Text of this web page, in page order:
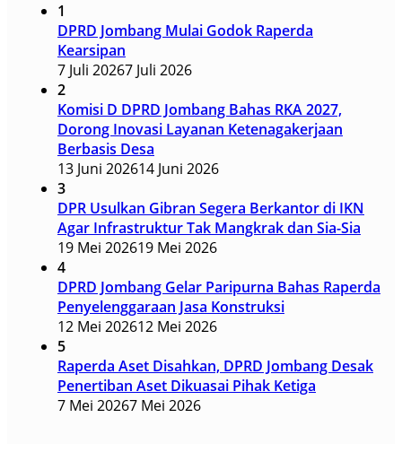
1
DPRD Jombang Mulai Godok Raperda
Kearsipan
7 Juli 20267 Juli 2026
2
Komisi D DPRD Jombang Bahas RKA 2027,
Dorong Inovasi Layanan Ketenagakerjaan
Berbasis Desa
13 Juni 202614 Juni 2026
3
DPR Usulkan Gibran Segera Berkantor di IKN
Agar Infrastruktur Tak Mangkrak dan Sia-Sia
19 Mei 202619 Mei 2026
4
DPRD Jombang Gelar Paripurna Bahas Raperda
Penyelenggaraan Jasa Konstruksi
12 Mei 202612 Mei 2026
5
Raperda Aset Disahkan, DPRD Jombang Desak
Penertiban Aset Dikuasai Pihak Ketiga
7 Mei 20267 Mei 2026